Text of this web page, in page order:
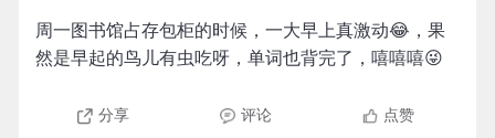
周一图书馆占存包柜的时候，一大早上真激动😂，果
然是早起的鸟儿有虫吃呀，单词也背完了，嘻嘻嘻😜
分享 评论 点赞